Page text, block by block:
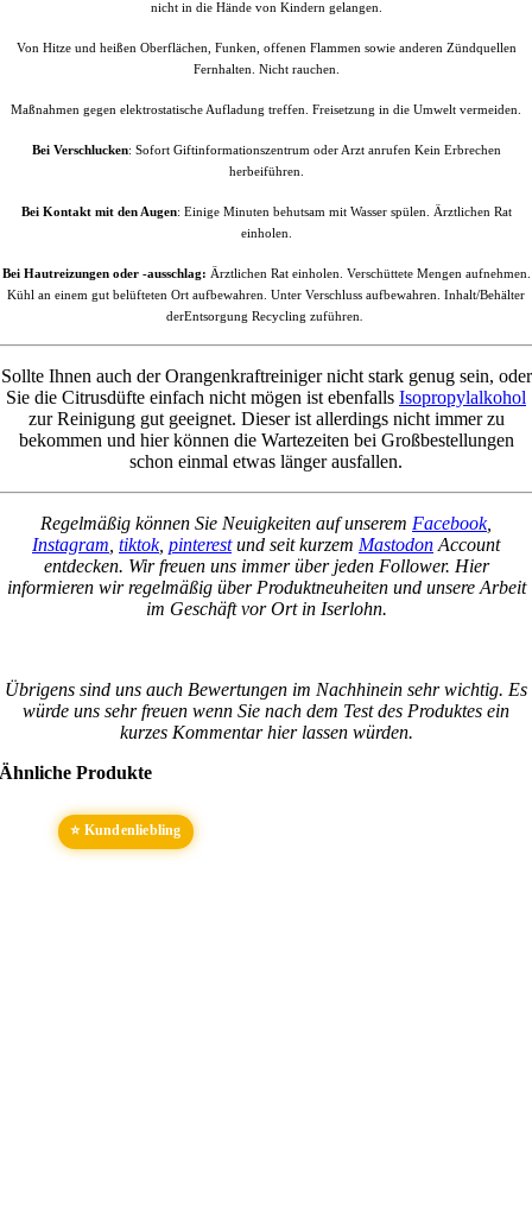
nicht in die Hände von Kindern gelangen.
Von Hitze und heißen Oberflächen, Funken, offenen Flammen sowie anderen Zündquellen
Fernhalten. Nicht rauchen.
Maßnahmen gegen elektrostatische Aufladung treffen. Freisetzung in die Umwelt vermeiden.
Bei Verschlucken: Sofort Giftinformationszentrum oder Arzt anrufen Kein Erbrechen
herbeiführen.
Bei Kontakt mit den Augen: Einige Minuten behutsam mit Wasser spülen. Ärztlichen Rat
einholen.
Bei Hautreizungen oder -ausschlag: Ärztlichen Rat einholen. Verschüttete Mengen aufnehmen.
Kühl an einem gut belüfteten Ort aufbewahren. Unter Verschluss aufbewahren. Inhalt/Behälter
derEntsorgung Recycling zuführen.
Sollte Ihnen auch der Orangenkraftreiniger nicht stark genug sein, oder
Sie die Citrusdüfte einfach nicht mögen ist ebenfalls Isopropylalkohol
zur Reinigung gut geeignet. Dieser ist allerdings nicht immer zu
bekommen und hier können die Wartezeiten bei Großbestellungen
schon einmal etwas länger ausfallen.
Regelmäßig können Sie Neuigkeiten auf unserem Facebook,
Instagram, tiktok, pinterestund seit kurzem MastodonAccount
entdecken. Wir freuen uns immer über jeden Follower. Hier
informieren wir regelmäßig über Produktneuheiten und unsere Arbeit
im Geschäft vor Ort in Iserlohn.
Übrigens sind uns auch Bewertungen im Nachhinein sehr wichtig. Es
würde uns sehr freuen wenn Sie nach dem Test des Produktes ein
kurzes Kommentar hier lassen würden.
Ähnliche Produkte
⭐ Kundenliebling